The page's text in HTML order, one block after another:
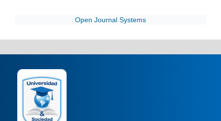
Open Journal Systems